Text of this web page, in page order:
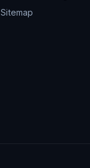
Sitemap